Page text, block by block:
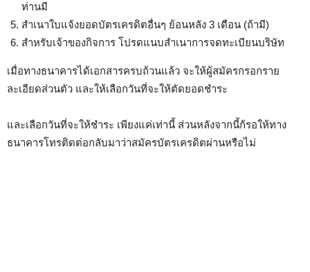
ท่านมี
สำเนาใบแจ้งยอดบัตรเครดิตอื่นๆ ย้อนหลัง 3 เดือน (ถ้ามี)
สำหรับเจ้าของกิจการ โปรดแนบสำเนาการจดทะเบียนบริษัท
เมื่อทางธนาคารได้เอกสารครบถ้วนแล้ว จะให้ผู้สมัครกรอกราย
ละเอียดส่วนตัว และให้เลือกวันที่จะให้ตัดยอดชำระ
และเลือกวันที่จะให้ชำระ เพียงแค่เท่านี้ ส่วนหลังจากนี้ก้รอให้ทาง
ธนาคารโทรติดต่อกลับมาว่าสมัครบัตรเครดิตผ่านหรือไม่